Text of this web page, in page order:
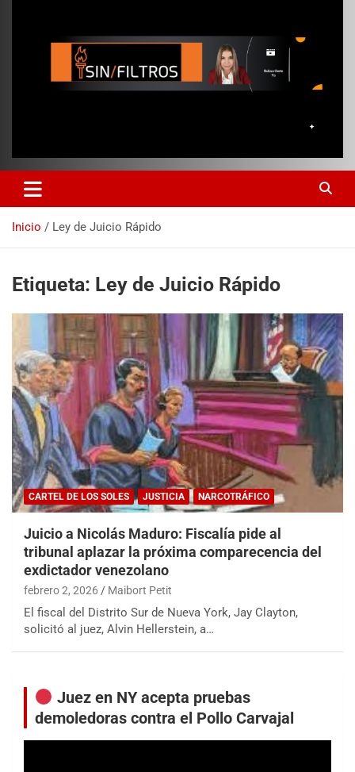
Inicio Ley de Juicio Rápido
Etiqueta: Ley de Juicio Rápido
CARTEL DE LOS SOLES JUSTICIA NARCOTRÁFICO
Juicio a Nicolás Maduro: Fiscalía pide al
tribunal aplazar la próxima comparecencia del
exdictador venezolano
febrero 2, 2026 Maibort Petit
El fiscal del Distrito Sur de Nueva York, Jay Clayton,
solicitó al juez, Alvin Hellerstein, a…
Juez en NY acepta pruebas
demoledoras contra el Pollo Carvajal